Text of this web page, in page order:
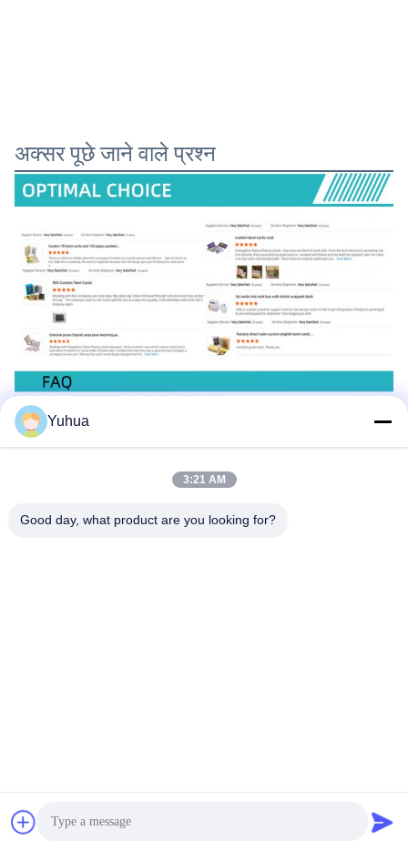
अक्सर पूछे जाने वाले प्रश्न
Yuhua
3:21 AM
Good day, what product are you looking for?